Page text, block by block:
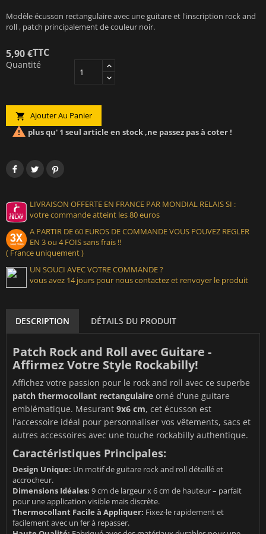
Modèle écusson rectangulaire avec une guitare et l'inscription rock and
roll , patch principalement de couleur noir.
5,90 €TTC
Quantité
 Ajouter Au Panier
 plus qu' 1 seul article en stock ,ne passez pas à coter !
LIVRAISON OFFERTE EN FRANCE PAR MONDIAL RELAIS SI :
votre commande atteint les 80 euros
A PARTIR DE 60 EUROS DE COMMANDE VOUS POUVEZ REGLER
EN 3 ou 4 FOIS sans frais !!
( France uniquement )
UN SOUCI AVEC VOTRE COMMANDE ?
vous avez 14 jours pour nous contactez et renvoyer le produit
DESCRIPTION DÉTAILS DU PRODUIT
Patch Rock and Roll avec Guitare -
Affirmez Votre Style Rockabilly!
Affichez votre passion pour le rock and roll avec ce superbe
patch thermocollant rectangulaire orné d'une guitare
emblématique. Mesurant 9x6 cm, cet écusson est
l'accessoire idéal pour personnaliser vos vêtements, sacs et
autres accessoires avec une touche rockabilly authentique.
Caractéristiques Principales:
Design Unique: Un motif de guitare rock and roll détaillé et
accrocheur.
Dimensions Idéales: 9 cm de largeur x 6 cm de hauteur – parfait
pour une application visible mais discrète.
Thermocollant Facile à Appliquer: Fixez-le rapidement et
facilement avec un fer à repasser.